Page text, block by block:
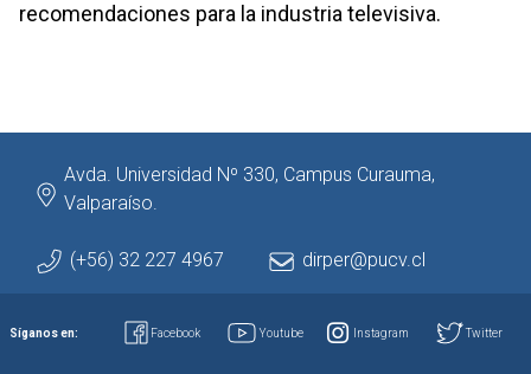
recomendaciones para la industria televisiva.
Avda. Universidad Nº 330, Campus Curauma,
Valparaíso.
(+56) 32 227 4967 dirper@pucv.cl
Síganos en: Facebook Youtube Instagram Twitter